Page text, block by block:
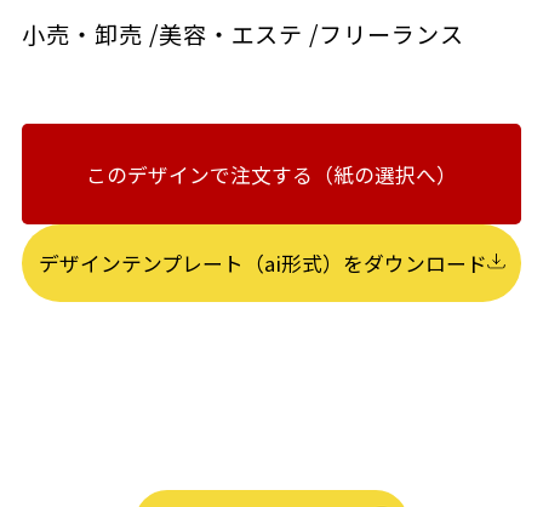
小売・卸売 /美容・エステ /フリーランス
このデザインで注文する（紙の選択へ）
デザインテンプレート（ai形式）をダウンロード